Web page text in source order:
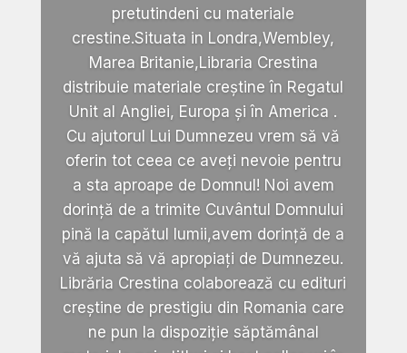
pretutindeni cu materiale
crestine.Situata in Londra,Wembley,
Marea Britanie,Libraria Crestina
distribuie materiale creștine în Regatul
Unit al Angliei, Europa și în America .
Cu ajutorul Lui Dumnezeu vrem să vă
oferin tot ceea ce aveți nevoie pentru
a sta aproape de Domnul! Noi avem
dorință de a trimite Cuvântul Domnului
pină la capătul lumii,avem dorință de a
vă ajuta să vă apropiați de Dumnezeu.
Librăria Crestina colaborează cu edituri
creștine de prestigiu din Romania care
ne pun la dispoziție săptămânal